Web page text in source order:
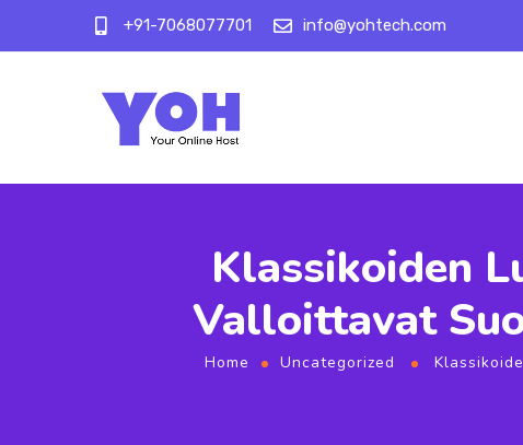
+91-7068077701 info@yohtech.com
Klassikoiden
Valloittavat
Home Uncategorized